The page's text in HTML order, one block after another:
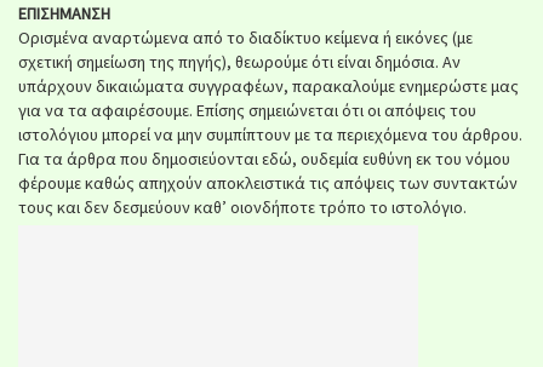
ΕΠΙΣΗΜΑΝΣΗ
Ορισμένα αναρτώμενα από το διαδίκτυο κείμενα ή εικόνες (με
σχετική σημείωση της πηγής), θεωρούμε ότι είναι δημόσια. Αν
υπάρχουν δικαιώματα συγγραφέων, παρακαλούμε ενημερώστε μας
για να τα αφαιρέσουμε. Επίσης σημειώνεται ότι οι απόψεις του
ιστολόγιου μπορεί να μην συμπίπτουν με τα περιεχόμενα του άρθρου.
Για τα άρθρα που δημοσιεύονται εδώ, ουδεμία ευθύνη εκ του νόμου
φέρουμε καθώς απηχούν αποκλειστικά τις απόψεις των συντακτών
τους και δεν δεσμεύουν καθ’ οιονδήποτε τρόπο το ιστολόγιο.